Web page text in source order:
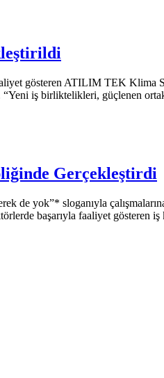
gösteren ATILIM TEK Klima
“Yeni iş birliktelikleri, güçlenen
Gerçekleştirdi
de yok”* sloganıyla
başarıyla faaliyet gösteren iş